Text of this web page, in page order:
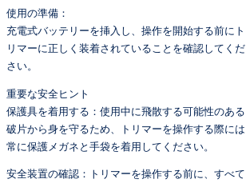
使用の準備：
充電式バッテリーを挿入し、操作を開始する前にト
リマーに正しく装着されていることを確認してくだ
さい。
重要な安全ヒント
保護具を着用する：使用中に飛散する可能性のある
破片から身を守るため、トリマーを操作する際には
常に保護メガネと手袋を着用してください。
安全装置の確認：トリマーを操作する前に、すべて